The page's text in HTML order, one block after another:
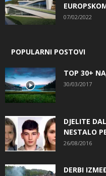
07/02/2022
POPULARNI POSTOVI
TOP 30+
30/03/2017
DJELITE
NESTALO
26/08/2016
DERBI